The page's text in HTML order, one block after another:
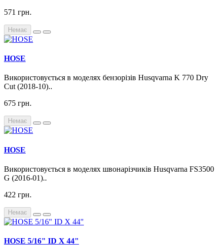
571 грн.
Немає
HOSE
Використовується в моделях бензорізів Husqvarna K 770 Dry
Cut (2018-10)..
675 грн.
Немає
HOSE
Використовується в моделях швонарізчиків Husqvarna FS3500
G (2016-01)..
422 грн.
Немає
HOSE 5/16" ID X 44"